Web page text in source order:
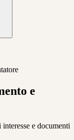
e
e documenti